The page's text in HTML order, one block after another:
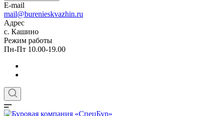
E-mail
mail@burenieskvazhin.ru
Адрес
с. Кашино
Режим работы
Пн-Пт 10.00-19.00